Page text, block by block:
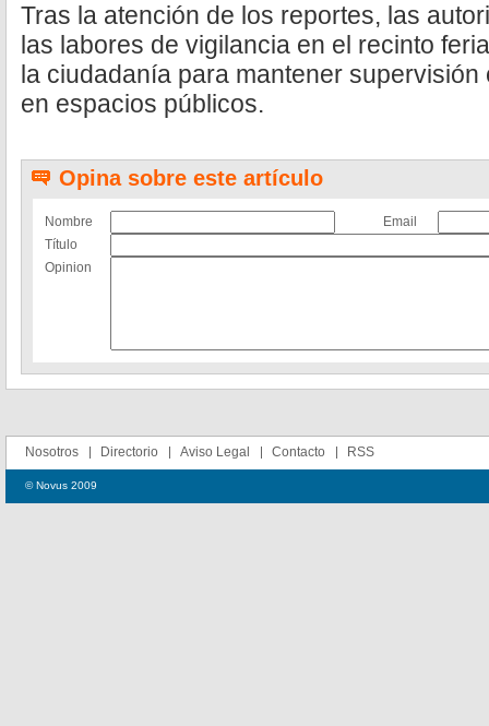
Tras la atención de los reportes, las
las labores de vigilancia en el recinto
la ciudadanía para mantener
en espacios públicos.
Opina sobre este artículo
Nombre
Email
Título
Opinion
Nosotros Directorio Aviso Legal Contacto RSS
© Novus 2009